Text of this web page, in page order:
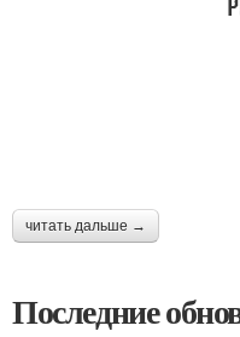
читать дальше →
Последние